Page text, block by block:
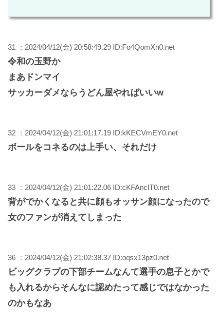
31 ：2024/04/12(金) 20:58:49.29 ID:Fo4QomXn0.net
令和の玉野か
まあドンマイ
サッカーダメならうどん屋やればいいw
32 ：2024/04/12(金) 21:01:17.19 ID:kKECVmEY0.net
ボールをコネるのは上手い、それだけ
33 ：2024/04/12(金) 21:01:22.06 ID:cKFAncIT0.net
背がでかくなると共に顔もオッサン顔になったので
女のファンが消えてしまった
36 ：2024/04/12(金) 21:02:38.37 ID:oqsx13pz0.net
ビッグクラブの下部チームなんて選手の息子とかで
も入れるからそんなに認めたって感じではなかった
のかもなあ